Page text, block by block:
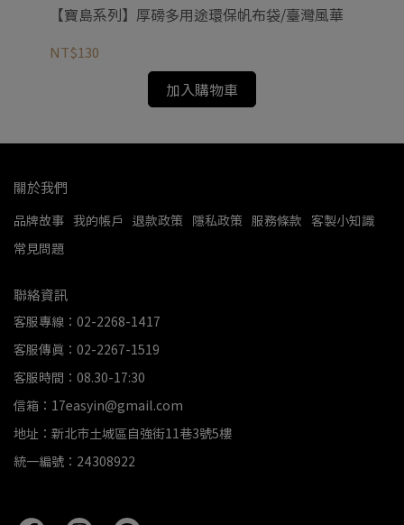
【寶島系列】厚磅多用途環保帆布袋/臺灣風華
NT$130
加入購物車
關於我們
品牌故事 我的帳戶 退款政策 隱私政策 服務條款 客製小知識
常見問題
聯絡資訊
客服專線：02-2268-1417
客服傳真：02-2267-1519
客服時間：08.30-17:30
信箱：17easyin@gmail.com
地址：新北市土城區自強街11巷3號5樓
統一編號：24308922